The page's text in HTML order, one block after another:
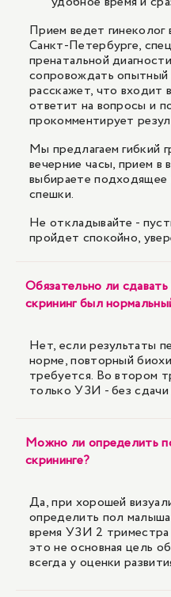
Прием ведет
Санкт-Петербурге,
пренатальной
сопровождать
расскажет, что входит
ответит на вопросы и
прокомментирует
Мы предлагаем гибкий
вечерние часы, прием в
выбираете подходящее
спешки.
Не откладывайте -
пройдет спокойно,
Обязательно ли
скрининг был
Нет, если результаты
норме, повторный
требуется. Во втором
только УЗИ - без сдачи
Можно ли определить
скрининге?
Да, при хорошей
определить пол
время УЗИ 2
это не основная цель
всегда у оценки